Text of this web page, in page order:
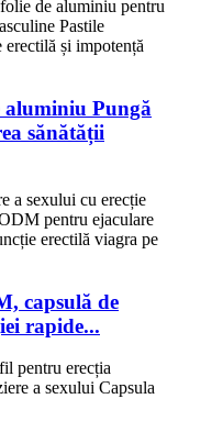
aluminiu Pungă
sănătății
capsulă de
rapide...